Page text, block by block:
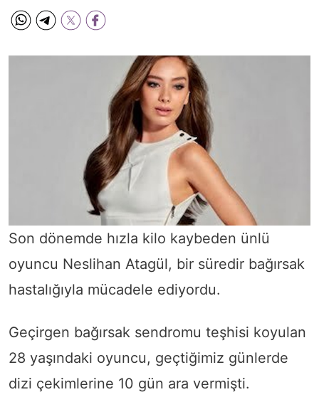
Son dönemde hızla kilo kaybeden ünlü
oyuncu Neslihan Atagül, bir süredir bağırsak
hastalığıyla mücadele ediyordu.
Geçirgen bağırsak sendromu teşhisi koyulan
28 yaşındaki oyuncu, geçtiğimiz günlerde
dizi çekimlerine 10 gün ara vermişti.